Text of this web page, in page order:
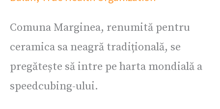
Comuna Marginea, renumită pentru
ceramica sa neagră tradițională, se
pregătește să intre pe harta mondială a
speedcubing-ului.